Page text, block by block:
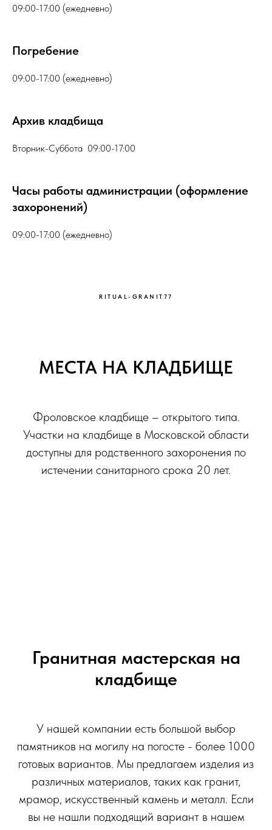
09:00-17:00 (ежедневно)
Погребение
09:00-17:00 (ежедневно)
Архив кладбища
Вторник-Суббота 09:00-17:00
Часы работы администрации (оформление
захоронений)
09:00-17:00 (ежедневно)
RITUAL-GRANIT77
МЕСТА НА КЛАДБИЩЕ
Фроловское кладбище – открытого типа.
Участки на кладбище в Московской области
доступны для родственного захоронения по
истечении санитарного срока 20 лет.
Гранитная мастерская на
кладбище
У нашей компании есть большой выбор
памятников на могилу на погосте - более 1000
готовых вариантов. Мы предлагаем изделия из
различных материалов, таких как гранит,
мрамор, искусственный камень и металл. Если
вы не нашли подходящий вариант в нашем